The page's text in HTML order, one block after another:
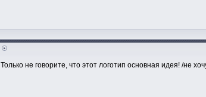
Только не говорите, что этот логотип основная идея! /не